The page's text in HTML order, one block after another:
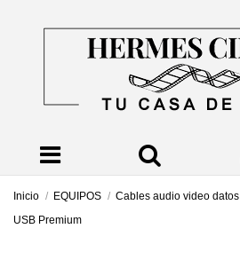
Inicio EQUIPOS Cables audio video datos
USB Premium